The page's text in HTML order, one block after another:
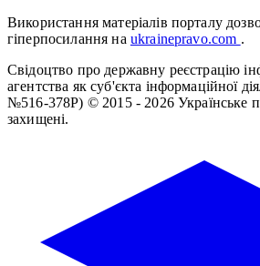
Використання матеріалів порталу
гіперпосилання на ukrainepravo.com .
Свідоцтво про державну реєстрацію
агентства як суб'єкта інформаційної
№516-378Р) © 2015 - 2026 Українське
захищені.